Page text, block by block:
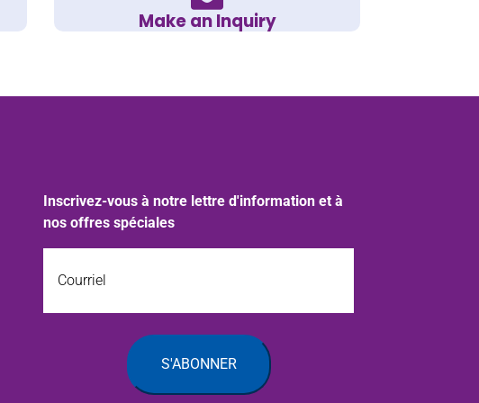
Make an Inquiry
Inscrivez-vous à notre lettre d'information et à
nos offres spéciales